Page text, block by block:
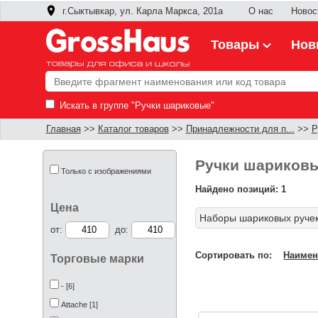
г.Сыктывкар, ул. Карла Маркса, 201а О нас
Товары
Искать в группе "Ручки шариковые"
Главная>> Каталог товаров>> Принадлежности для п... >>
Только с изображениями
Цена
от: до:
Торговые марки
- [6]
Attache [1]
Ручки
Найдено позиций: 1
Наборы шариковых
Сортировать по: